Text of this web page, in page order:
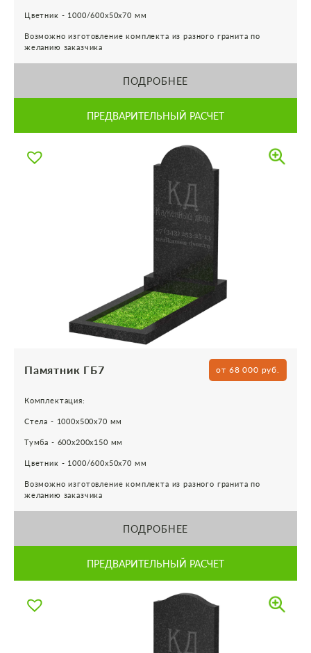
Цветник - 1000/600х50х70 мм
Возможно изготовление комплекта из разного гранита по
желанию заказчика
ПОДРОБНЕЕ
ПРЕДВАРИТЕЛЬНЫЙ РАСЧЕТ
Памятник ГБ7 от 68 000 руб.
Комплектация:
Стела - 1000х500х70 мм
Тумба - 600х200х150 мм
Цветник - 1000/600х50х70 мм
Возможно изготовление комплекта из разного гранита по
желанию заказчика
ПОДРОБНЕЕ
ПРЕДВАРИТЕЛЬНЫЙ РАСЧЕТ